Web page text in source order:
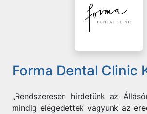
Forma Dental Clinic
„Rendszeresen hirdetünk az
mindig elégedettek vagyunk az